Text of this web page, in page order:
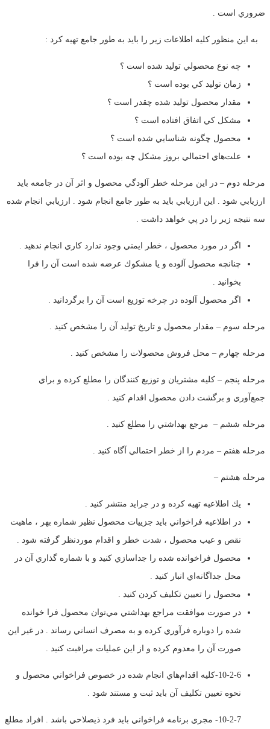
ضروري است .
به اين منظور كليه اطلاعات زير را بايد به طور جامع تهيه كرد :
چه نوع محصولي توليد شده است ؟
زمان توليد كي بوده است ؟
مقدار محصول توليد شده چقدر است ؟
مشكل كي اتفاق افتاده است ؟
محصول چگونه شناسايي شده است ؟
علت‌هاي احتمالي بروز مشكل چه بوده است ؟
مرحله دوم – در اين مرحله خطر آلودگي محصول و اثر آن در جامعه بايد
ارزيابي شود . اين ارزيابي بايد به طور جامع انجام شود . ارزيابي انجام شده
سه نتيجه زير را در پي خواهد داشت .
اگر در مورد محصول ، خطر ايمني وجود ندارد كاري انجام ندهيد .
چنانچه محصول آلوده و يا مشكوك عرضه شده است آن را فرا
بخوانيد .
اگر محصول آلوده در چرخه توزيع است آن را برگردانيد .
مرحله سوم – مقدار محصول و تاريخ توليد آن را مشخص كنيد .
مرحله چهارم – محل فروش محصولات را مشخص كنيد .
مرحله پنجم – كليه مشتريان و توزيع كنندگان را مطلع كرده و براي
جمع‌آوري و برگشت دادن محصول اقدام كنيد .
مرحله ششم – مرجع بهداشتي را مطلع كنيد .
مرحله هفتم – مردم را از خطر احتمالي آگاه كنيد .
مرحله هشتم –
يك اطلاعيه تهيه كرده و در جرايد منتشر كنيد .
در اطلاعيه فراخواني بايد جزييات محصول نظير شماره بهر ، ماهيت
نقص و عيب محصول ، شدت خطر و اقدام موردنظر گرفته شود .
محصول فراخوانده شده را جداسازي كنيد و با شماره گذاري آن در
محل جداگانه‌اي انبار كنيد .
محصول را تعيين تكليف كردن كنيد .
در صورت موافقت مراجع بهداشتي مي‌توان محصول فرا خوانده
شده را دوباره فرآوري كرده و به مصرف انساني رساند . در غير اين
صورت آن را معدوم كرده و از اين عمليات مراقبت كنيد .
10-2-6-كليه اقدام‌هاي انجام شده در خصوص فراخواني محصول و
نحوه تعيين تكليف آن بايد ثبت و مستند شود .
10-2-7- مجري برنامه فراخواني بايد فرد ذيصلاحي باشد . افراد مطلع